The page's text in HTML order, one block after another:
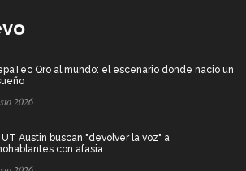
Qro al mundo: el escenario donde nació un
2026
Austin buscan "devolver la voz" a
con afasia